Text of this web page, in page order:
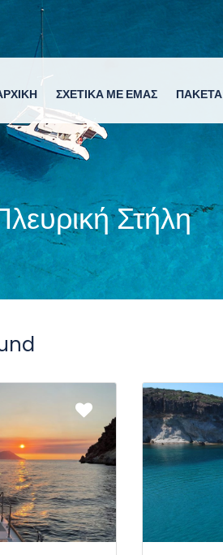
ΣΧΕΤΙΚΆ ΜΕ ΕΜΆΣ ΠΑΚΈΤΑ
Στήλη